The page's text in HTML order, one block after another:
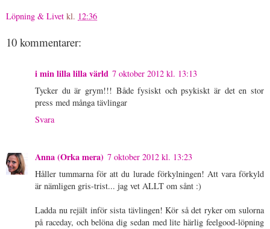
Löpning & Livet kl. 12:36
10 kommentarer:
i min lilla lilla värld 7 oktober 2012 kl. 13:13
Tycker du är grym!!! Både fysiskt och psykiskt är det en stor
press med många tävlingar
Svara
Anna (Orka mera) 7 oktober 2012 kl. 13:23
Håller tummarna för att du lurade förkylningen! Att vara förkyld
är nämligen gris-trist... jag vet ALLT om sånt :)
Ladda nu rejält inför sista tävlingen! Kör så det ryker om sulorna
på raceday, och belöna dig sedan med lite härlig feelgood-löpning